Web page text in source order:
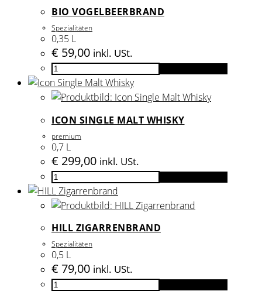
BIO VOGELBEERBRAND
Spezialitäten
0,35 L
€ 59,00 inkl. USt.
BIO
Vogelbeerbrand
Menge
ICON SINGLE MALT WHISKY
premium
0,7 L
€ 299,00 inkl. USt.
Icon
Single
Malt
Menge
HILL ZIGARRENBRAND
Spezialitäten
0,5 L
€ 79,00 inkl. USt.
HILL